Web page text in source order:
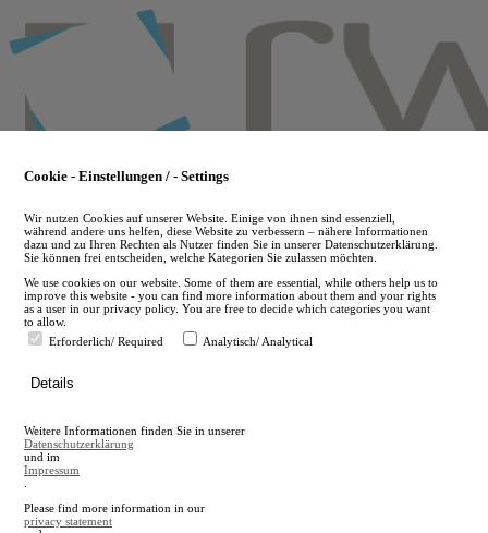
to
main
en
A
A
Cookie - Einstellungen / - Settings
Wir nutzen Cookies auf unserer Website. Einige von ihnen sind essenziell,
während andere uns helfen, diese Website zu verbessern – nähere Informationen
dazu und zu Ihren Rechten als Nutzer finden Sie in unserer Datenschutzerklärung.
Sie können frei entscheiden, welche Kategorien Sie zulassen möchten.
We use cookies on our website. Some of them are essential, while others help us to
improve this website - you can find more information about them and your rights
as a user in our privacy policy. You are free to decide which categories you want
to allow.
Erforderlich/ Required
Analytisch/ Analytical
Details
Weitere Informationen finden Sie in unserer
Datenschutzerklärung
und im
Impressum
Please find more information in our
privacy statement